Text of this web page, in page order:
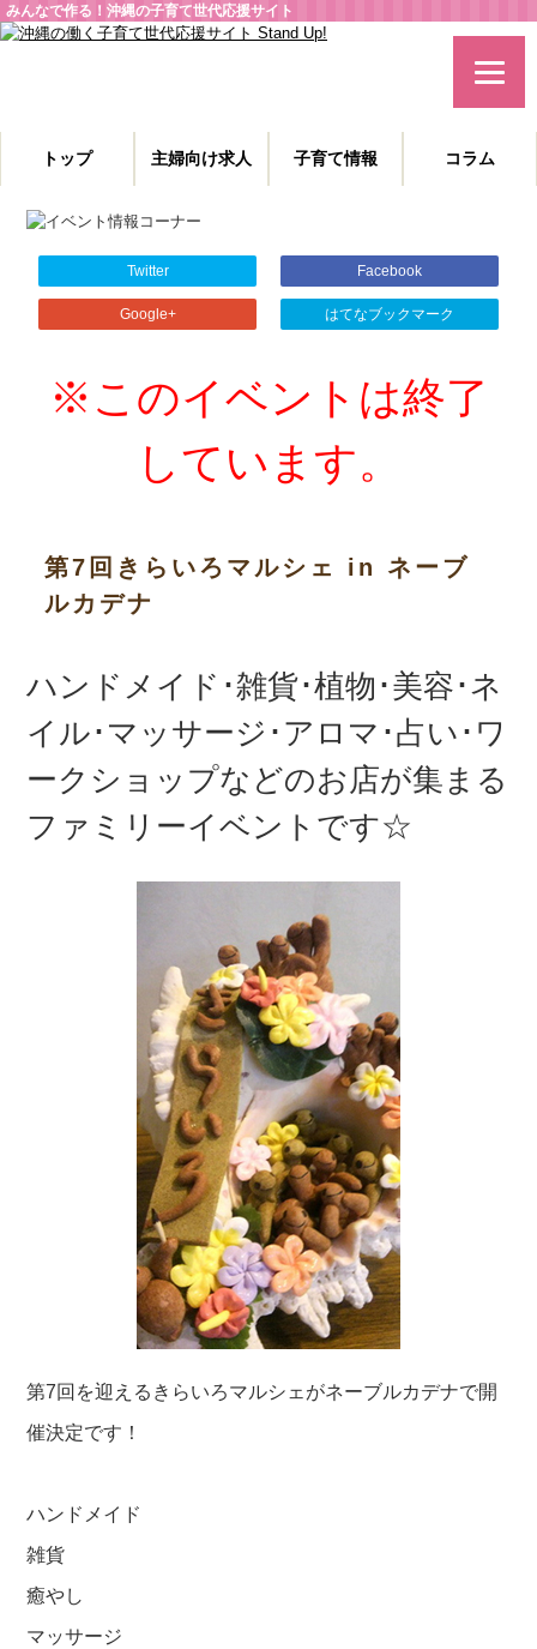
みんなで作る！沖縄の子育て世代応援サイト
主婦特化型の求人情報と、子育てや教育に役立つコラムを発信。
沖縄の子育て世代、働くママを応援します！
トップ 主婦向け求人 子育て情報 コラム
Twitter Facebook
Google+ はてなブックマーク
※このイベントは終了
しています。
第7回きらいろマルシェ in ネーブ
ルカデナ
ハンドメイド･雑貨･植物･美容･ネ
イル･マッサージ･アロマ･占い･ワ
ークショップなどのお店が集まる
ファミリーイベントです☆
第7回を迎えるきらいろマルシェがネーブルカデナで開
催決定です！
ハンドメイド
雑貨
癒やし
マッサージ